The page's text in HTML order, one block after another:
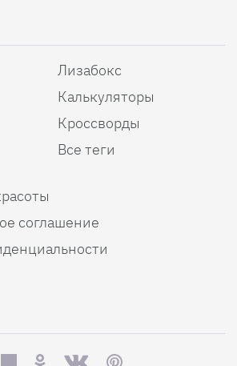
Лизабокс
Калькуляторы
Кроссворды
Все теги
соглашение